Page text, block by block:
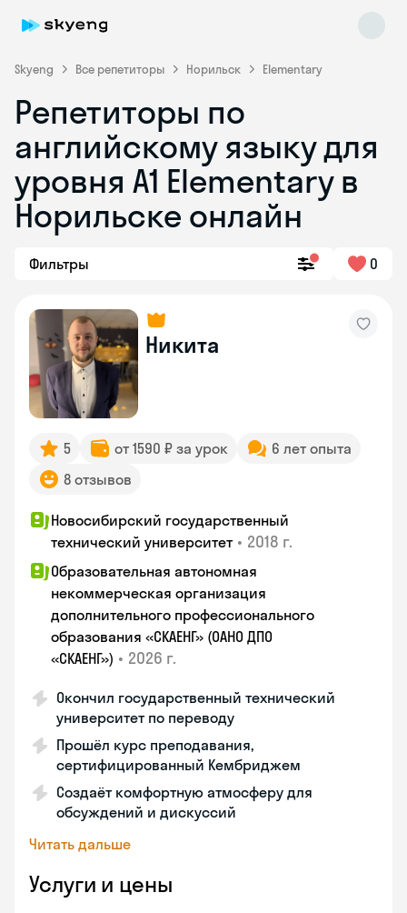
Skyeng Все репетиторы Норильск Elementary
Репетиторы по
английскому языку для
уровня A1 Elementary в
Норильске онлайн
Фильтры 0
Никита
5 от 1590 ₽ за урок
6 лет опыта
8 отзывов
Новосибирский государственный
технический университет • 2018 г.
Образовательная автономная
некоммерческая организация
дополнительного профессионального
образования «СКАЕНГ» (ОАНО ДПО
«СКАЕНГ») • 2026 г.
Окончил государственный технический
университет по переводу
Прошёл курс преподавания,
сертифицированный Кембриджем
Создаёт комфортную атмосферу для
обсуждений и дискуссий
Читать дальше
Услуги и цены
Skyeng Chat